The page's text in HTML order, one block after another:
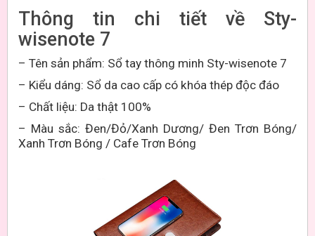
Thông tin chi tiết về Sty-
wisenote 7
– Tên sản phẩm: Sổ tay thông minh Sty-wisenote 7
– Kiểu dáng: Sổ da cao cấp có khóa thép độc đáo
– Chất liệu: Da thật 100%
– Màu sắc: Đen/Đỏ/Xanh Dương/ Đen Trơn Bóng/
Xanh Trơn Bóng / Cafe Trơn Bóng